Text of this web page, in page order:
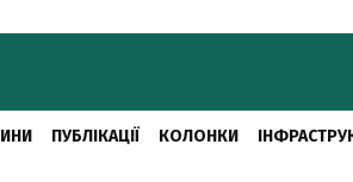
ПУБЛІКАЦІЇ КОЛОНКИ